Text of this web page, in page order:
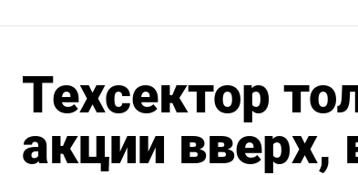
Техсектор
акции